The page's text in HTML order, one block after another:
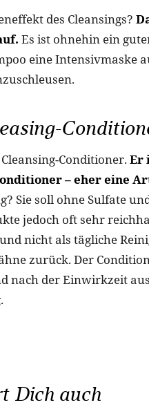
des Cleansings?
Es ist ohnehin ein
eine Intensivmaske
Conditioner. Er
– eher eine
Sie soll ohne Sulfate
jedoch oft sehr
nicht als tägliche
zurück. Der
nach der Einwirkzeit
Dich auch